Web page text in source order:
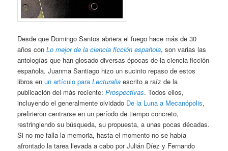
Desde que Domingo Santos abriera el fuego hace más de 30
años conLo mejor de la ciencia ficción española, son varias las
antologías que han glosado diversas épocas de la ciencia ficción
española. Juanma Santiago hizo un sucinto repaso de estos
libros enun artículo paraLecturalia escrito a raíz de la
publicación del más reciente:Prospectivas. Todos ellos,
incluyendo el generalmente olvidado De la Luna a Mecanópolis,
prefirieron centrarse en un período de tiempo concreto,
restringiendo su búsqueda, su propuesta, a unas pocas décadas.
Si no me falla la memoria, hasta el momento no se había
afrontado la tarea llevada a cabo por Julián Díez y Fernando